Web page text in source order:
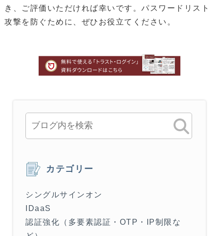
き、ご評価いただければ幸いです。パスワードリスト
攻撃を防ぐために、ぜひお役立てください。
カテゴリー
シングルサインオン
IDaaS
認証強化（多要素認証・OTP・IP制限な